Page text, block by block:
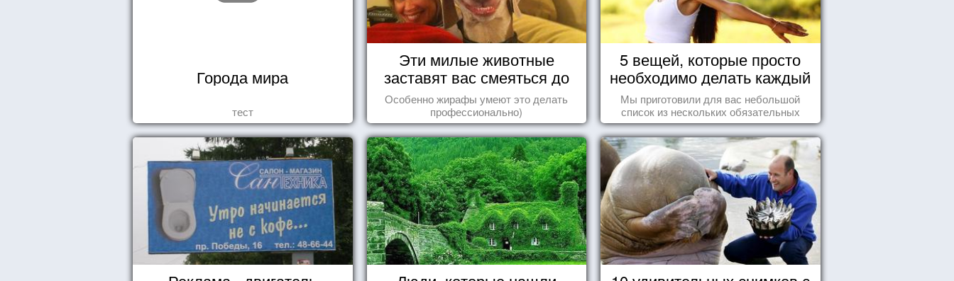
Города мира
тест
Эти милые животные
заставят вас смеяться до
упаду!
Особенно жирафы умеют это делать
профессионально)
5 вещей, которые просто
необходимо делать каждый
день
Мы приготовили для вас небольшой
список из нескольких обязательных
вещей, которые должны стать частью
вашего дня.